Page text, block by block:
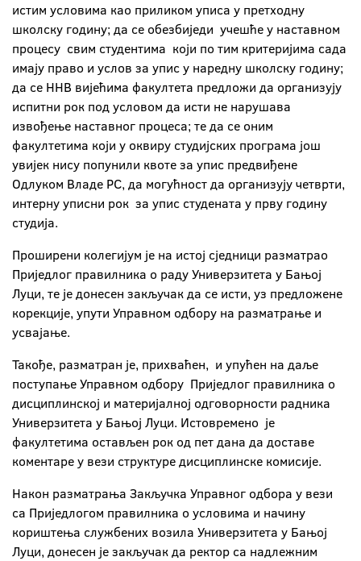
истим условима као приликом уписа у претходну
школску годину; да се обезбиједи учешће у наставном
процесу свим студентима који по тим критеријима сада
имају право и услов за упис у наредну школску годину;
да се ННВ вијећима факултета предложи да организују
испитни рок под условом да исти не нарушава
извођење наставног процеса; те да се оним
факултетима који у оквиру студијских програма још
увијек нису попунили квоте за упис предвиђене
Одлуком Владе РС, да могућност да организују четврти,
интерну уписни рок за упис студената у прву годину
студија.
Проширени колегијум је на истој сједници разматрао
Приједлог правилника о раду Универзитета у Бањој
Луци, те је донесен закључак да се исти, уз предложене
корекције, упути Управном одбору на разматрање и
усвајање.
Такође, разматран је, прихваћен, и упућен на даље
поступање Управном одбору Приједлог правилника о
дисциплинској и материјалној одговорности радника
Универзитета у Бањој Луци. Истовремено је
факултетима остављен рок од пет дана да доставе
коментаре у вези структуре дисциплинске комисије.
Након разматрања Закључка Управног одбора у вези
са Приједлогом правилника о условима и начину
кориштења службених возила Универзитета у Бањој
Луци, донесен је закључак да ректор са надлежним